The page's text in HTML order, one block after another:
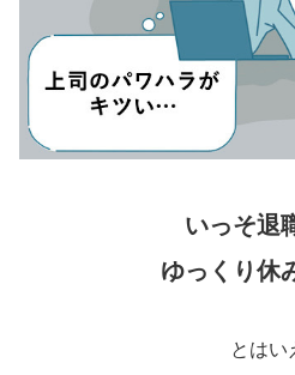
いっそ退
ゆっくり休
とはい